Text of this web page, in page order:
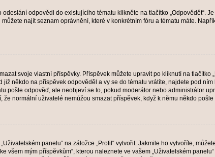
odpovědi do existujícího tématu klikněte na tlačítko „Odpovědět“.
najít seznam oprávnění, které v konkrétním fóru a tématu máte.
svoje vlastní příspěvky. Příspěvek můžete upravit po kliknutí na tlačítko
někdo na příspěvek odpověděl a vy se do tématu vrátíte, najdete pod
pošle odpověď, ale neobjeví se to, pokud moderátor nebo administrátor
normální uživatelé nemůžou smazat příspěvek, když k němu někdo
panelu“ na záložce „Profil“ vytvořit. Jakmile ho vytvoříte,
mým příspěvkům“, kterou naleznete ve vašem „Uživatelském